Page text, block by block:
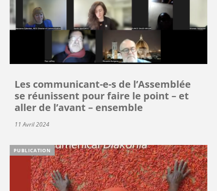
Les communicant-e-s de l’Assemblée
se réunissent pour faire le point – et
aller de l’avant – ensemble
11 Avril 2024
PUBLICATION